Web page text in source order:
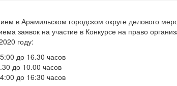
в Арамильском городском округе делового
заявок на участие в Конкурсе на право
году:
до 16.30 часов
до 10.00 часов
до 16:30 часов